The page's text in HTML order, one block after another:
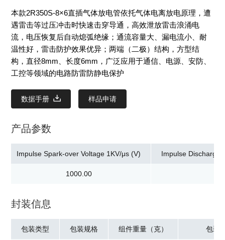
本款2R350S-8×6直插气体放电管依托气体电离放电原理，遭
遇雷击等过压冲击时快速击穿导通，高效泄放雷击浪涌电
流，电压恢复后自动熄弧绝缘；通流容量大、漏电流小、耐
温性好，雷击防护效果优异；两端（二极）结构，方型结
构，直径8mm、长度6mm，广泛应用于通信、电源、安防、
工控等领域的电路防雷防静电保护
数据手册 样品申请
产品参数
Impulse Spark-over Voltage 1KV/μs (V)
1000.00
Impulse Discharge
封装信息
包装类型 包装规格 组件重量（克） 包装